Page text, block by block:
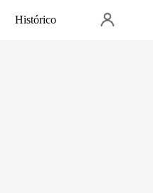
Histórico